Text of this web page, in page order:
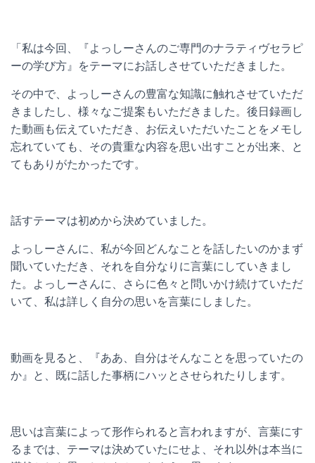
「私は今回、『よっしーさんのご専門のナラティヴセラピ
ーの学び方』をテーマにお話しさせていただきました。
その中で、よっしーさんの豊富な知識に触れさせていただ
きましたし、様々なご提案もいただきました。後日録画し
た動画も伝えていただき、お伝えいただいたことをメモし
忘れていても、その貴重な内容を思い出すことが出来、と
てもありがたかったです。
話すテーマは初めから決めていました。
よっしーさんに、私が今回どんなことを話したいのかまず
聞いていただき、それを自分なりに言葉にしていきまし
た。よっしーさんに、さらに色々と問いかけ続けていただ
いて、私は詳しく自分の思いを言葉にしました。
動画を見ると、『ああ、自分はそんなことを思っていたの
か』と、既に話した事柄にハッとさせられたりします。
思いは言葉によって形作られると言われますが、言葉にす
るまでは、テーマは決めていたにせよ、それ以外は本当に